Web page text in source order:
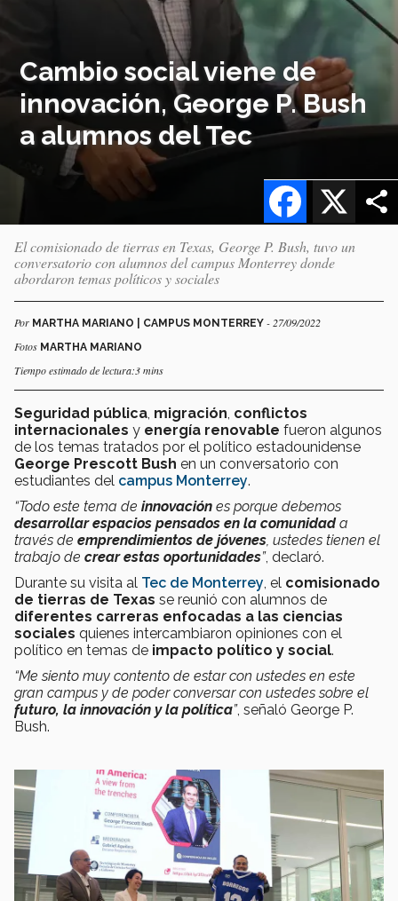
Cambio social viene de
innovación, George P. Bush
a alumnos del Tec
X
Facebook
El comisionado de tierras en Texas, George P. Bush, tuvo un
conversatorio con alumnos del campus Monterrey donde
abordaron temas políticos y sociales
Por MARTHA MARIANO | CAMPUS MONTERREY - 27/09/2022
Fotos MARTHA MARIANO
Tiempo estimado de lectura:3 mins
Seguridad pública migración conflictos
internacionales y energía renovable fueron algunos
de los temas tratados por el político estadounidense
George Prescott Bush en un conversatorio con
estudiantes del campus Monterrey.
“Todo este tema de innovación es porque debemos
desarrollar espacios pensados en la comunidada
través de emprendimientos de jóvenes , ustedes tienen el
trabajo de crear estas oportunidades”, declaró.
Durante su visita al Tec de Monterrey , el comisionado
de tierras de Texas se reunió con alumnos de
diferentes carreras enfocadas a las ciencias
sociales quienes intercambiaron opiniones con el
político en temas de impacto político y social.
“Me siento muy contento de estar con ustedes en este
gran campus y de poder conversar con ustedes sobre el
futuro, la innovación y la política”, señaló George P.
Bush.